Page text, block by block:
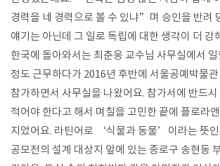
경력을 네 경력으로 볼 수 있냐”며 승인을 반려
얘기는 아닌데 그 일로 독립에 대한 생각이 더 강
한국에 돌아와서는 최춘웅 교수님 사무실에서
정도 근무하다가 2016년 후반에 서울공예박물관
참가하면서 사무실을 나왔어요. 참가서에 반드
적어야 한다고 해서 며칠을 고민한 끝에 플로라
지었어요. 라틴어로 ‘식물과 동물’이라는 뜻인
공모전의 설계 대상지 앞에 있는 종로구 송현동